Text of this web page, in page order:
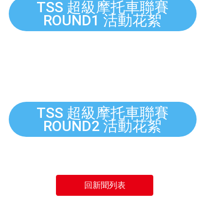
TSS 超級摩托車聯賽
ROUND1 活動花絮
TSS 超級摩托車聯賽
ROUND2 活動花絮
回新聞列表